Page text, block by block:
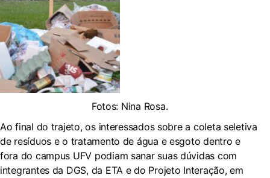
Fotos: Nina Rosa.
Ao final do trajeto, os interessados sobre a coleta seletiva
de resíduos e o tratamento de água e esgoto dentro e
fora do campus UFV podiam sanar suas dúvidas com
integrantes da DGS, da ETA e do Projeto Interação, em